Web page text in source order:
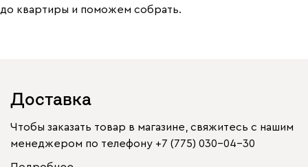
до квартиры и поможем собрать.
Доставка
Чтобы заказать товар в магазине, свяжитесь с нашим
менеджером по телефону +7 (775) 030-04-30